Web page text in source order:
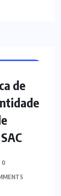
de
0